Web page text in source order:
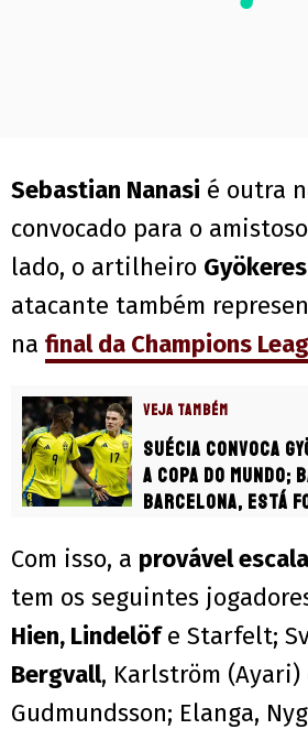
Sebastian Nanasi é outra
convocado para o
lado, o artilheiro Gyökeres
atacante também
na final da Champions
VEJA TAMBÉM
Suécia convoca
a Copa do Mundo;
Barcelona, está
Com isso, a provável
tem os seguintes
Hien, Lindelöfe Starfelt;
Bergvall, Karlström (Ayari)
Gudmundsson; Elanga,